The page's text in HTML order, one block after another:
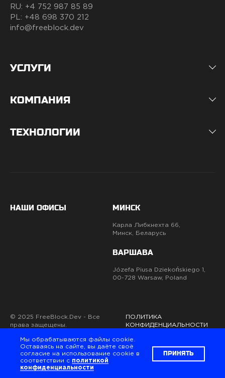
Вы
Мы обрабатываются файлы cookie.
Оставаясь на сайте, вы даёте своё
согласие на использование cookie в
соответствии с политикой
конфиденциальности
ПРИНЯТЬ
RU: +4 752 987 85 89
PL: +48 698 370 212
info@freeblock.dev
УСЛУГИ
КОМПАНИЯ
ТЕХНОЛОГИИ
НАШИ ОФИСЫ МИНСК
Карла Либкнехта 66,
Минск, Беларусь
ВАРШАВА
Józefa Piusa Dziekońskiego 1,
00-728 Warsaw, Poland
© 2025 FreeBlock.Dev - Все
права защещены.
ПОЛИТИКА
КОНФИДЕНЦИАЛЬНОСТИ